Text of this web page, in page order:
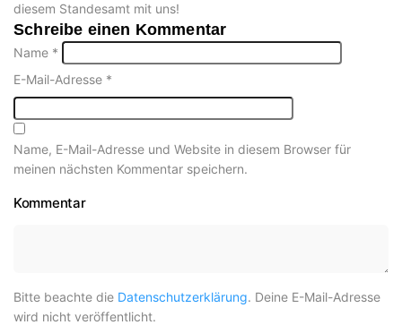
diesem Standesamt mit uns!
Schreibe einen Kommentar
Name *
E-Mail-Adresse *
Name, E-Mail-Adresse und Website in diesem Browser für
meinen nächsten Kommentar speichern.
Kommentar
Bitte beachte die Datenschutzerklärung. Deine E-Mail-Adresse
wird nicht veröffentlicht.